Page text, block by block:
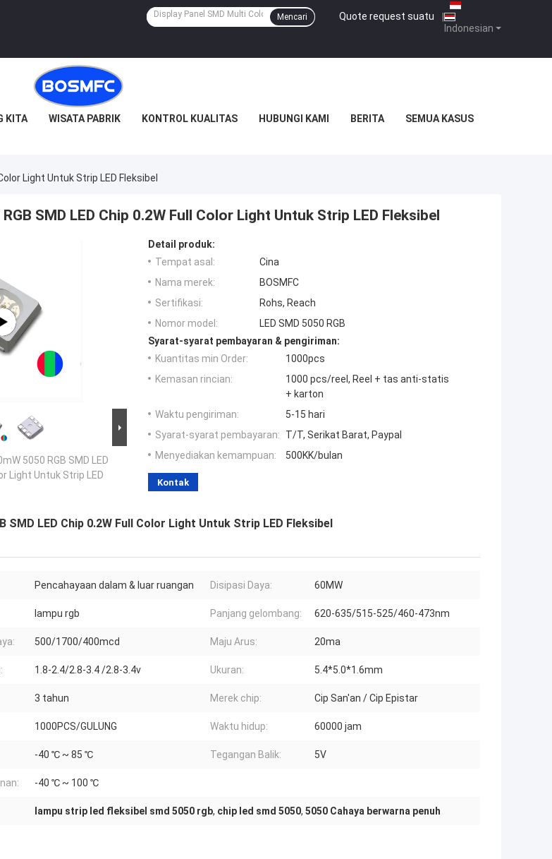
Indonesian
Quote request suatu |
Mencari
KITA WISATA PABRIK KONTROL KUALITAS HUBUNGI KAMI BERITA SEMUA KASUS
Light Untuk Strip LED Fleksibel
SMD LED Chip 0.2W Full Color Light Untuk Strip LED Fleksibel
5050 RGB SMD LED
Light Untuk Strip LED
Detail produk:
Tempat asal:
Cina
Nama merek:
BOSMFC
Sertifikasi:
Rohs, Reach
Nomor model:
LED SMD 5050 RGB
Syarat-syarat pembayaran & pengiriman:
Kuantitas min Order:
1000pcs
Kemasan rincian:
1000 pcs/reel, Reel + tas anti-statis
+ karton
Waktu pengiriman:
5-15 hari
Syarat-syarat pembayaran:
T/T, Serikat Barat, Paypal
Menyediakan kemampuan:
500KK/bulan
Kontak
SMD LED Chip 0.2W Full Color Light Untuk Strip LED Fleksibel
Pencahayaan dalam & luar ruangan Disipasi Daya: 60MW
lampu rgb Panjang gelombang: 620-635/515-525/460-473nm
500/1700/400mcd Maju Arus: 20ma
1.8-2.4/2.8-3.4 /2.8-3.4v Ukuran: 5.4*5.0*1.6mm
3 tahun Merek chip: Cip San'an / Cip Epistar
1000PCS/GULUNG Waktu hidup: 60000 jam
-40 ℃ ~ 85 ℃ Tegangan Balik: 5V
-40 ℃ ~ 100 ℃
lampu strip led fleksibel smd 5050 rgb, chip led smd 5050, 5050 Cahaya berwarna penuh